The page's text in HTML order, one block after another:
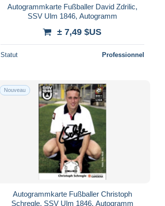
Autogrammkarte Fußballer David Zdrilic,
SSV Ulm 1846, Autogramm
± 7,49 $US
Statut Professionnel
Nouveau
Autogrammkarte Fußballer Christoph
Schregle, SSV Ulm 1846, Autogramm